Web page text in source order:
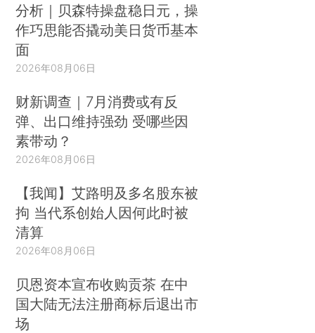
分析｜贝森特操盘稳日元，操
作巧思能否撬动美日货币基本
面
2026年08月06日
财新调查｜7月消费或有反
弹、出口维持强劲 受哪些因
素带动？
2026年08月06日
【我闻】艾路明及多名股东被
拘 当代系创始人因何此时被
清算
2026年08月06日
贝恩资本宣布收购贡茶 在中
国大陆无法注册商标后退出市
场